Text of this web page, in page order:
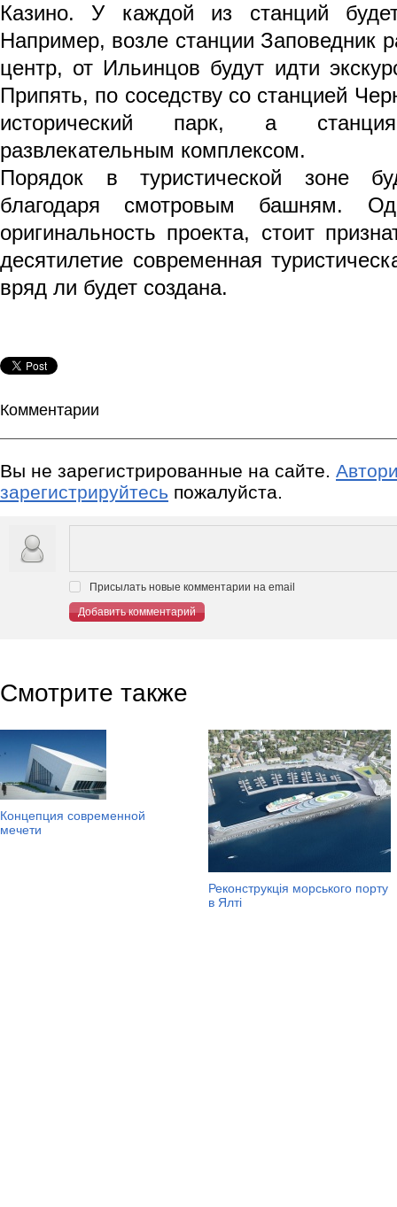
Казино. У каждой из станций
Например, возле станции Заповедник
центр, от Ильинцов будут идти
Припять, по соседству со станцией
исторический парк, а
развлекательным комплексом.
Порядок в туристической зоне
благодаря смотровым башням.
оригинальность проекта, стоит
десятилетие современная
вряд ли будет создана.
Комментарии
Вы не зарегистрированные на сайте.
зарегистрируйтесь пожалуйста.
Присылать новые комментарии на email
Добавить комментарий
Смотрите также
Концепция современной
мечети
Реконструкція морського порту
в Ялті